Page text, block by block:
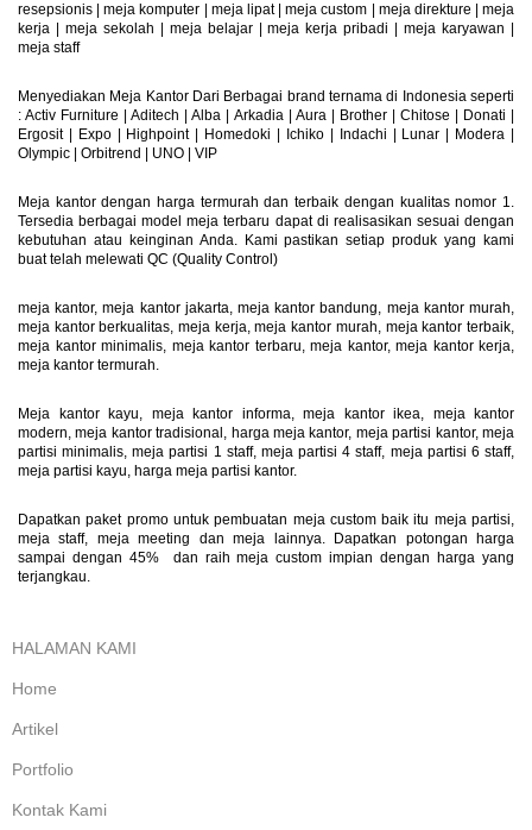
resepsionis |meja komputer | meja lipat|meja custom | meja direkture |meja
kerja | meja sekolah | meja belajar|meja kerja pribadi |meja karyawan |
meja staff
Menyediakan Meja Kantor Dari Berbagai brand ternama di Indonesia seperti
: Activ Furniture |Aditech |Alba | Arkadia| Aura| Brother| Chitose | Donati |
Ergosit| Expo| Highpoint| Homedoki | Ichiko| Indachi | Lunar | Modera |
Olympic | Orbitrend | UNO | VIP
Meja kantor dengan harga termurah dan terbaik dengan kualitas nomor 1.
Tersedia berbagai model meja terbaru dapat di realisasikan sesuai dengan
kebutuhan atau keinginan Anda. Kami pastikan setiap produk yang kami
buat telah melewati QC (Quality Control)
meja kantor, meja kantor jakarta, meja kantor bandung, meja kantor murah,
meja kantor berkualitas, meja kerja, meja kantor murah, meja kantor terbaik,
meja kantor minimalis, meja kantor terbaru, meja kantor, meja kantor kerja,
meja kantor termurah.
Meja kantor kayu, meja kantor informa, meja kantor ikea, meja kantor
modern, meja kantor tradisional, harga meja kantor, meja partisi kantor, meja
partisi minimalis, meja partisi 1 staff, meja partisi 4 staff, meja partisi 6 staff,
meja partisi kayu, harga meja partisi kantor.
Dapatkan paket promo untuk pembuatan meja custom baik itu meja partisi,
meja staff, meja meeting dan meja lainnya. Dapatkan potongan harga
sampai dengan 45% dan raih meja custom impian dengan harga yang
terjangkau.
HALAMAN KAMI
Home
Artikel
Portfolio
Kontak Kami